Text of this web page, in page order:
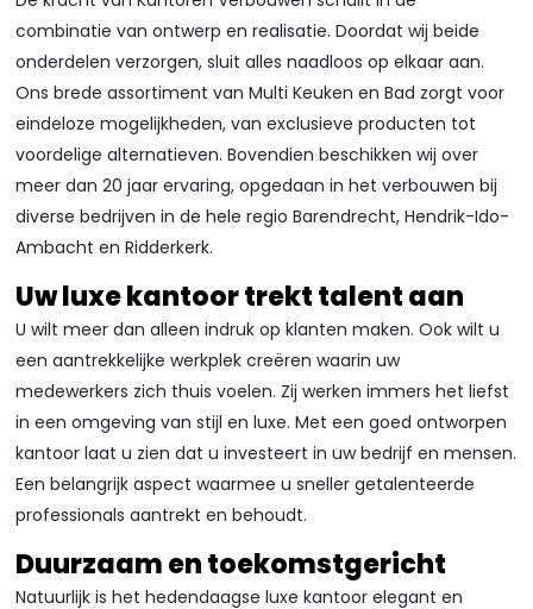
combinatie van ontwerp en realisatie. Doordat wij beide
onderdelen verzorgen, sluit alles naadloos op elkaar aan.
Ons brede assortiment van Multi Keuken en Bad zorgt voor
eindeloze mogelijkheden, van exclusieve producten tot
voordelige alternatieven. Bovendien beschikken wij over
meer dan 20 jaar ervaring, opgedaan in het verbouwen bij
diverse bedrijven in de hele regio Barendrecht, Hendrik-Ido-
Ambacht en Ridderkerk.
Uw luxe kantoor trekt talent aan
U wilt meer dan alleen indruk op klanten maken. Ook wilt u
een aantrekkelijke werkplek creëren waarin uw
medewerkers zich thuis voelen. Zij werken immers het liefst
in een omgeving van stijl en luxe. Met een goed ontworpen
kantoor laat u zien dat u investeert in uw bedrijf en mensen.
Een belangrijk aspect waarmee u sneller getalenteerde
professionals aantrekt en behoudt.
Duurzaam en toekomstgericht
Natuurlijk is het hedendaagse luxe kantoor elegant en